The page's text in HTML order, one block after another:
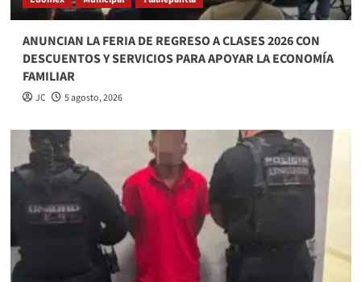
ANUNCIAN LA FERIA DE REGRESO A CLASES 2026 CON
DESCUENTOS Y SERVICIOS PARA APOYAR LA ECONOMÍA
FAMILIAR
JC 5 agosto, 2026